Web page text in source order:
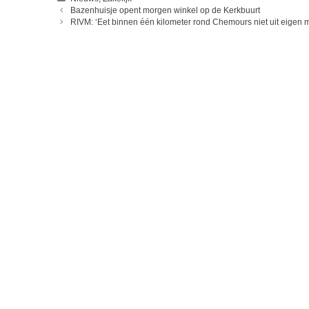
Bazenhuisje opent morgen winkel op de Kerkbuurt
RIVM: ‘Eet binnen één kilometer rond Chemours niet uit eigen